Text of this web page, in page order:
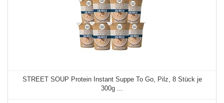
STREET SOUP Protein Instant Suppe To Go, Pilz, 8 Stück je
300g ...